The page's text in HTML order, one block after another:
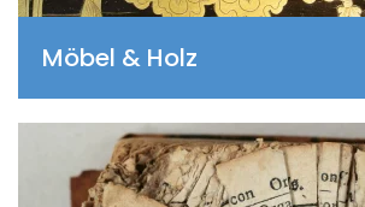
Möbel & Holz